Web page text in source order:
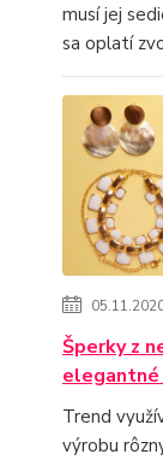
musí jej
sa oplatí
Šperky z
elegantné
Trend
výrobu